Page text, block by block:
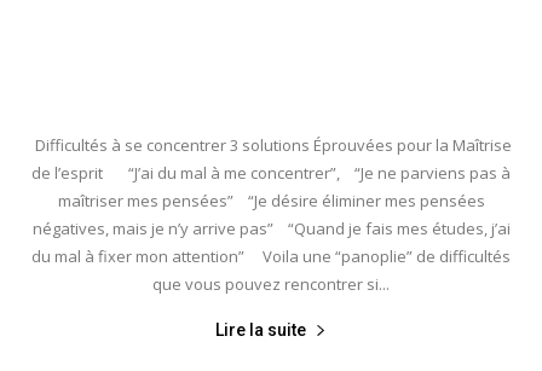
Difficultés à se concentrer 3 solutions Éprouvées pour la Maîtrise
de l’esprit “J’ai du mal à me concentrer”, “Je ne parviens pas à
maîtriser mes pensées” “Je désire éliminer mes pensées
négatives, mais je n’y arrive pas” “Quand je fais mes études, j’ai
du mal à fixer mon attention” Voila une “panoplie” de difficultés
que vous pouvez rencontrer si...
Lire la suite